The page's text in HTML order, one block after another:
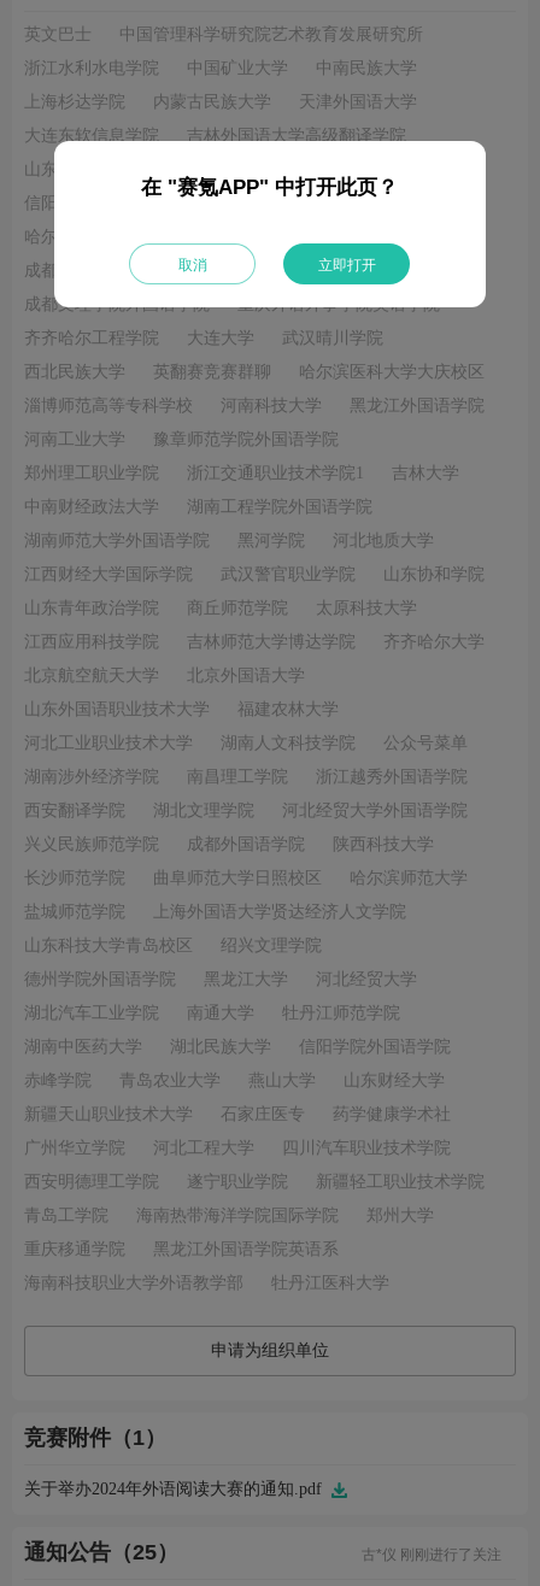
英文巴士
中国管理科学研究院艺术教育发展研究所
浙江水利水电学院
中国矿业大学
中南民族大学
上海杉达学院
内蒙古民族大学
天津外国语大学
大连东软信息学院
吉林外国语大学高级翻译学院
山东航空学院
信阳学院英语俱乐部
延边大学
长春职业技术大学
哈尔滨工业大学
成都文理学院无垠学科竞赛工作室
重庆对外经贸学院
成都文理学院外国语学院
重庆外语外事学院英语学院
齐齐哈尔工程学院
大连大学
武汉晴川学院
西北民族大学
英翻赛竞赛群聊
哈尔滨医科大学大庆校区
淄博师范高等专科学校
河南科技大学
黑龙江外国语学院
河南工业大学
豫章师范学院外国语学院
郑州理工职业学院
浙江交通职业技术学院1
吉林大学
中南财经政法大学
湖南工程学院外国语学院
湖南师范大学外国语学院
黑河学院
河北地质大学
江西财经大学国际学院
武汉警官职业学院
山东协和学院
山东青年政治学院
商丘师范学院
太原科技大学
江西应用科技学院
吉林师范大学博达学院
齐齐哈尔大学
北京航空航天大学
北京外国语大学
山东外国语职业技术大学
福建农林大学
河北工业职业技术大学
湖南人文科技学院
公众号菜单
湖南涉外经济学院
南昌理工学院
浙江越秀外国语学院
西安翻译学院
湖北文理学院
河北经贸大学外国语学院
兴义民族师范学院
成都外国语学院
陕西科技大学
长沙师范学院
曲阜师范大学日照校区
哈尔滨师范大学
盐城师范学院
上海外国语大学贤达经济人文学院
山东科技大学青岛校区
绍兴文理学院
德州学院外国语学院
黑龙江大学
河北经贸大学
湖北汽车工业学院
南通大学
牡丹江师范学院
湖南中医药大学
湖北民族大学
信阳学院外国语学院
赤峰学院
青岛农业大学 燕山大学
山东财经大学
新疆天山职业技术大学
石家庄医专
药学健康学术社
广州华立学院
河北工程大学
四川汽车职业技术学院
西安明德理工学院
遂宁职业学院
新疆轻工职业技术学院
青岛工学院
海南热带海洋学院国际学院
郑州大学
重庆移通学院
黑龙江外国语学院英语系
海南科技职业大学外语教学部
牡丹江医科大学
申请为组织单位
竞赛附件（1）
关于举办2024年外语阅读大赛的通知.pdf
通知公告（25）
古*仪 刚刚进行了关注
在 "赛氪APP" 中打开此页？
取消 立即打开